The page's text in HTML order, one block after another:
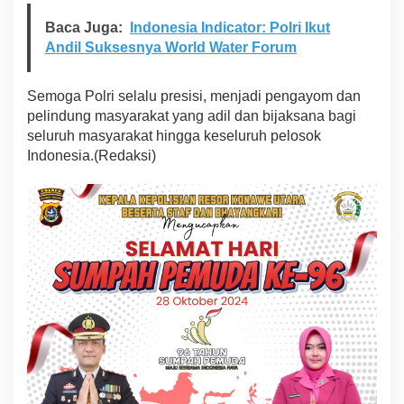
m
a
n
T
e
r
d
p
a
n
M
e
n
g
a
y
o
m
i
d
Baca Juga:
Indonesia Indicator: Polri Ikut
Andil Suksesnya World Water Forum
Semoga Polri selalu presisi, menjadi pengayom dan
pelindung masyarakat yang adil dan bijaksana bagi
seluruh masyarakat hingga keseluruh pelosok
Indonesia.(Redaksi)